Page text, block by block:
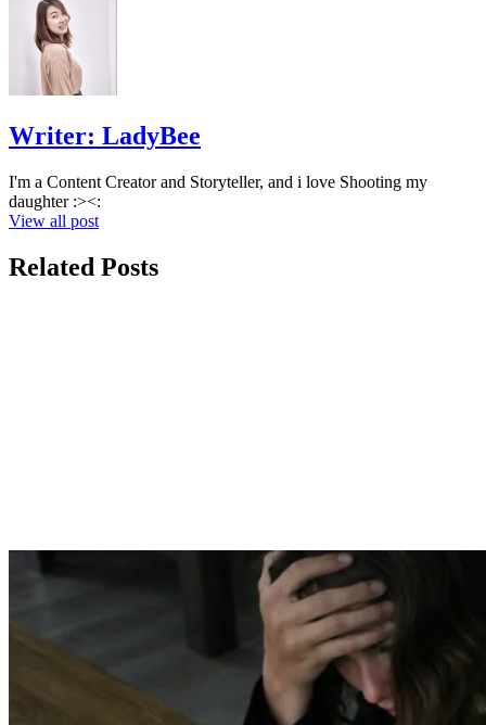
Writer: LadyBee
I'm a Content Creator and Storyteller, and i love Shooting my
daughter :><:
View all post
Related Posts